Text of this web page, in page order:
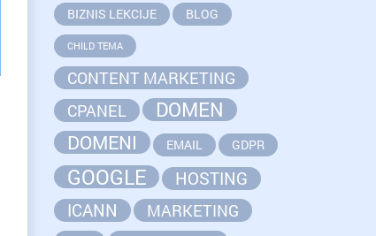
BIZNIS LEKCIJE BLOG
CHILD TEMA
CONTENT MARKETING
CPANEL
DOMEN
DOMENI EMAIL GDPR
GOOGLE
HOSTING
ICANN
MARKETING